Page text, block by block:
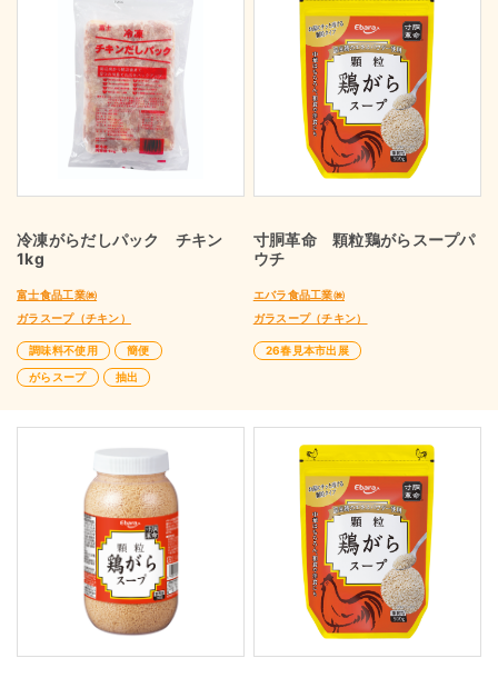
冷凍がらだしパック チキン
1kg
富士食品工業㈱
ガラスープ（チキン）
調味料不使用
簡便
がらスープ
抽出
寸胴革命 顆粒鶏がらスープパ
ウチ
エバラ食品工業㈱
ガラスープ（チキン）
26春見本市出展